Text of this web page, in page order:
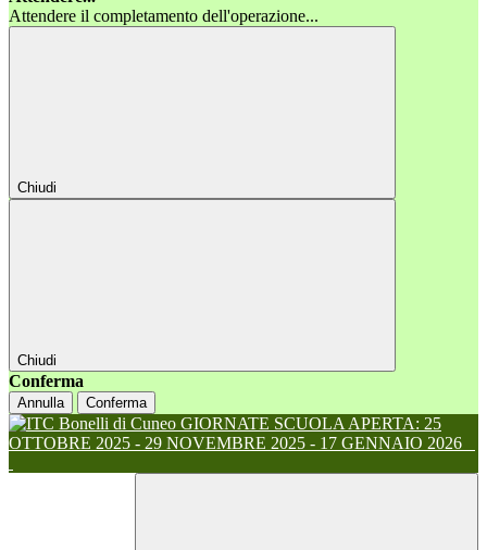
Attendere il completamento dell'operazione...
Chiudi
Chiudi
Conferma
Annulla Conferma
GIORNATE SCUOLA APERTA: 25
OTTOBRE 2025 - 29 NOVEMBRE 2025 - 17 GENNAIO 2026